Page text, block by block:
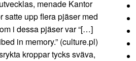
menade Kantor
satte upp flera pjäser med
i dessa pjäser var “[…]
in memory.” (culture.pl)
kroppar tycks sväva,